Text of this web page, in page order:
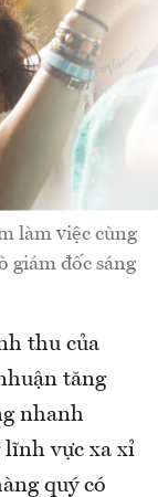
làm việc cùng
giám đốc sáng
thu của
tăng
nhanh
lĩnh vực xa xỉ
quý có